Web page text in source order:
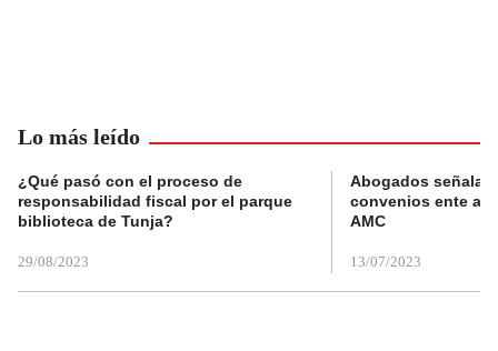
Lo más leído
¿Qué pasó con el proceso de
responsabilidad fiscal por el parque
biblioteca de Tunja?
29/08/2023
Abogados
convenios ente
AMC
13/07/2023